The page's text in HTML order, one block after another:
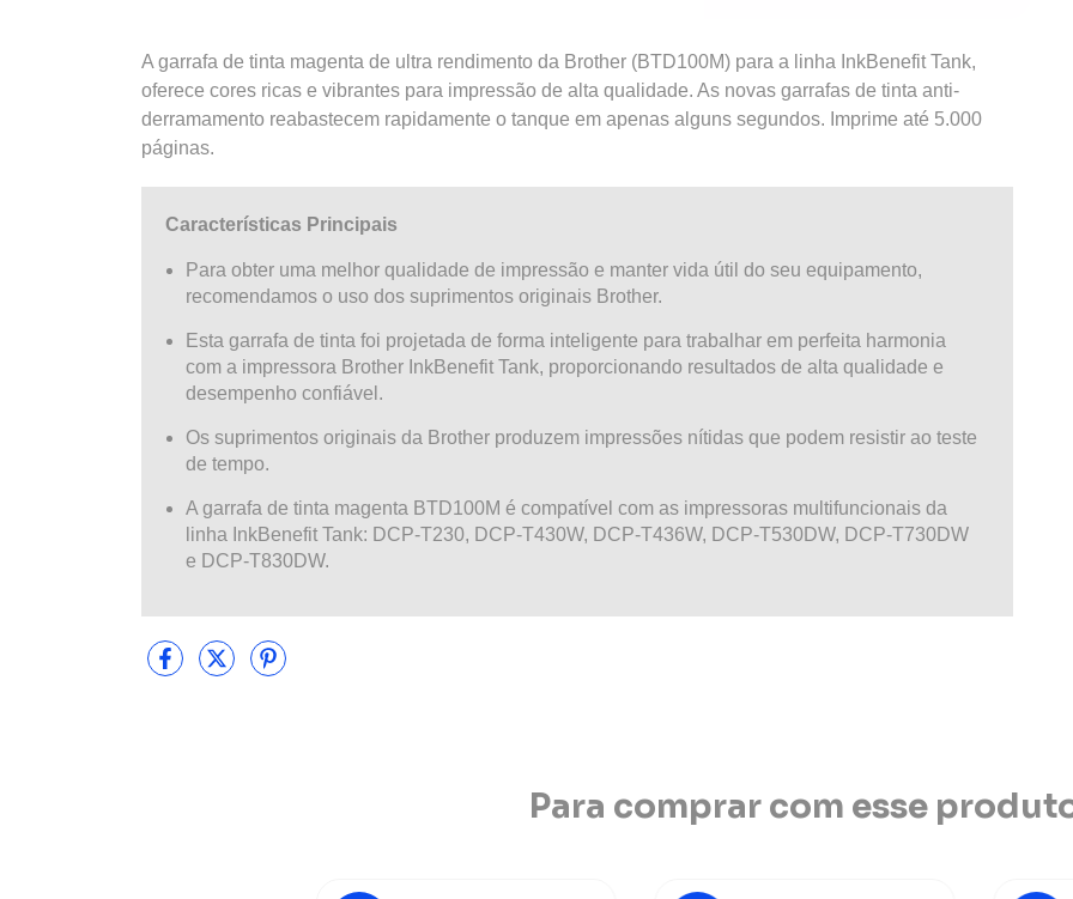
A garrafa de tinta magenta de ultra rendimento da Brother (BTD100M) para a linha InkBenefit Tank,
oferece cores ricas e vibrantes para impressão de alta qualidade. As novas garrafas de tinta anti-
derramamento reabastecem rapidamente o tanque em apenas alguns segundos. Imprime até 5.000
páginas.
Características Principais
Para obter uma melhor qualidade de impressão e manter vida útil do seu equipamento,
recomendamos o uso dos suprimentos originais Brother.
Esta garrafa de tinta foi projetada de forma inteligente para trabalhar em perfeita harmonia
com a impressora Brother InkBenefit Tank, proporcionando resultados de alta qualidade e
desempenho confiável.
Os suprimentos originais da Brother produzem impressões nítidas que podem resistir ao teste
de tempo.
A garrafa de tinta magenta BTD100M é compatível com as impressoras multifuncionais da
linha InkBenefit Tank: DCP-T230, DCP-T430W, DCP-T436W, DCP-T530DW, DCP-T730DW
e DCP-T830DW.
Para comprar com esse